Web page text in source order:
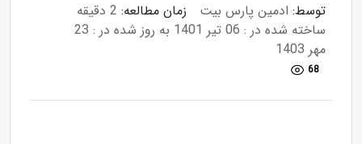
توسط: ادمین پارس بیت زمان مطالعه: 2 دقیقه
ساخته شده در : 06 تیر 1401
به روز شده در : 23
مهر 1403
68